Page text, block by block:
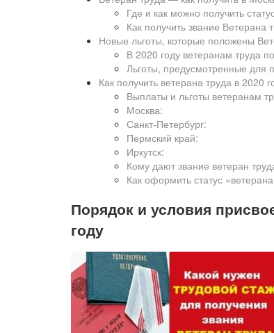
Где и как можно получить
Как получить звание Ветерана
Новые льготы, которые положены
В 2020 году ветеранам труда
Льготы, предусмотренные для
Как получить ветерана труда в 2020
Выплаты и льготы ветеранам
Москва:
Санкт-Петербург:
Пермский край:
Иркутск:
Кому дают звание ветеран
Как оформить статус
Порядок и условия
году